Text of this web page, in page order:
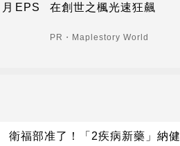
EPS
在創世之楓光速狂飆
PR・Maplestory World
衛福部准了！「2疾病新藥」納